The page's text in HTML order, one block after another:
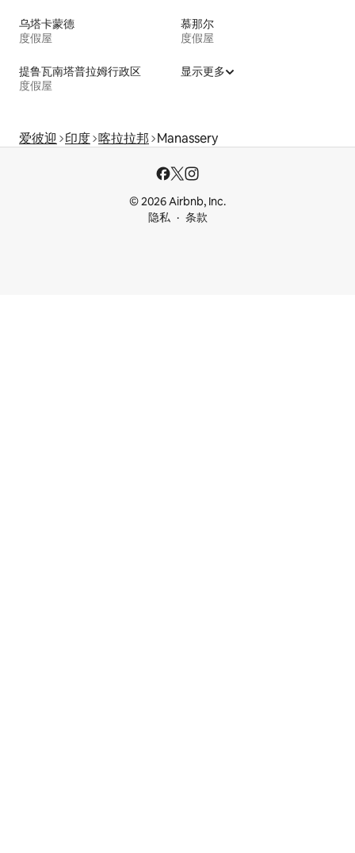
乌塔卡蒙德
度假屋
慕那尔
度假屋
提鲁瓦南塔普拉姆行政区
度假屋
显示更多
爱彼迎 印度 喀拉拉邦 Manassery
© 2026 Airbnb, Inc.
隐私
条款